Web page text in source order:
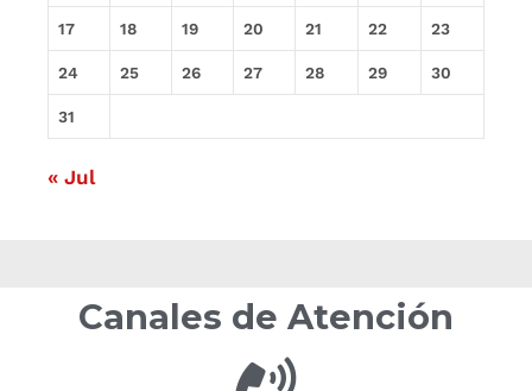
17 18 19 20 21 22 23
24 25 26 27 28 29 30
31
« Jul
Canales de Atención